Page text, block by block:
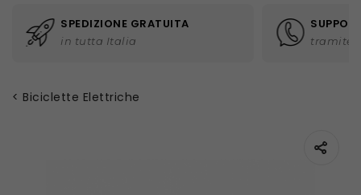
SPEDIZIONE GRATUITA
in tutta Italia tramite
Biciclette Elettriche